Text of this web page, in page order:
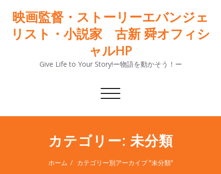
映画監督・ストーリーエバンジェ
リスト・小説家 古新 舜オフィシ
ャルHP
Give Life to Your Story!ー物語を動かそう！ー
ナ
ゲ
ン
切
カテゴリー: 未分類
ホーム カテゴリー別アーカイブ "未分類"